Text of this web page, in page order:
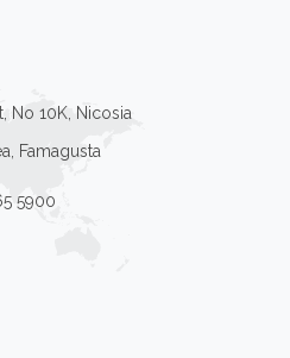
No 10K, Nicosia
Famagusta
5900